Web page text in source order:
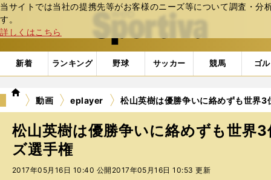
当サイトでは当社の提携先等がお客様のニーズ等について調査・
す。
詳しくはこちら
web Sportiva (webスポルティーバ)
新着 ランキング 野球 サッカー 競馬 ゴ
we
ポ
ル
テ
ィ
動画 eplayer 松山英樹は優勝争いに絡めずも世界
松山英樹は優勝争いに絡めずも世界
ズ選手権
2017年05月16日 10:40 公開 2017年05月16日 10:53 更新